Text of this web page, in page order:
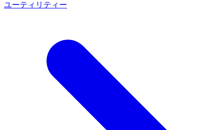
ユーティリティー